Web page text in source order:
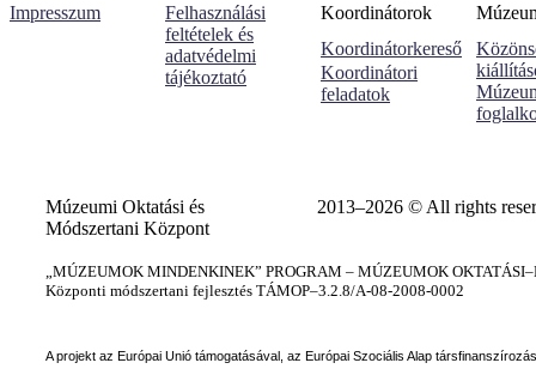
Impresszum
Felhasználási
feltételek és
adatvédelmi
tájékoztató
Koordinátorok
Koordinátorkereső
Koordinátori
feladatok
Múzeumi Oktatási és
Módszertani Központ
2013–2026 © All rights
„MÚZEUMOK MINDENKINEK” PROGRAM – MÚZEUMOK
Központi módszertani fejlesztés TÁMOP–3.2.8/A-08-2008-0002
A projekt az Európai Unió támogatásával, az Európai Szociális Alap